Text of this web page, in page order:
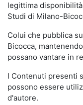
legittima
Studi di Milano-
Colui che pubblica
Bicocca,
possano vantare in
I Contenuti presenti
possono essere
d'autore.